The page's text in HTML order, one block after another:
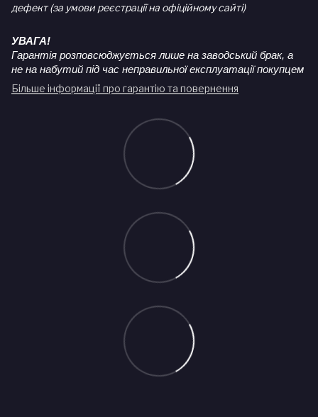
дефект (за умови реєстрації на офіційному сайті)
УВАГА!
Гарантія розповсюджується лише на заводський брак, а
не на набутий під час неправильної експлуатації покупцем
Більше інформації про гарантію та повернення